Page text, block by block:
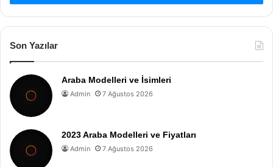
Son Yazılar
Araba Modelleri ve İsimleri
Admin 7 Ağustos 2026
2023 Araba Modelleri ve Fiyatları
Admin 7 Ağustos 2026